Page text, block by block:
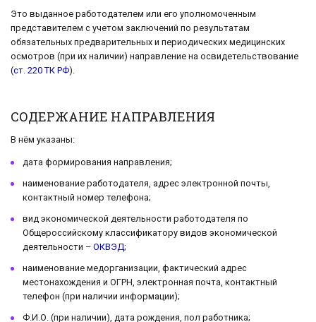
Это выданное работодателем или его уполномоченным
представителем с учетом заключений по результатам
обязательных предварительных и периодических медицинских
осмотров (при их наличии) направление на освидетельствование
(ст. 220 ТК РФ).
СОДЕРЖАНИЕ НАПРАВЛЕНИЯ
В нём указаны:
дата формирования направления;
наименование работодателя, адрес электронной почты,
контактный номер телефона;
вид экономической деятельности работодателя по
Общероссийскому классификатору видов экономической
деятельности – ОКВЭД;
наименование медорганизации, фактический адрес
местонахождения и ОГРН, электронная почта, контактный
телефон (при наличии информации);
Ф.И.О. (при наличии), дата рождения, пол работника;